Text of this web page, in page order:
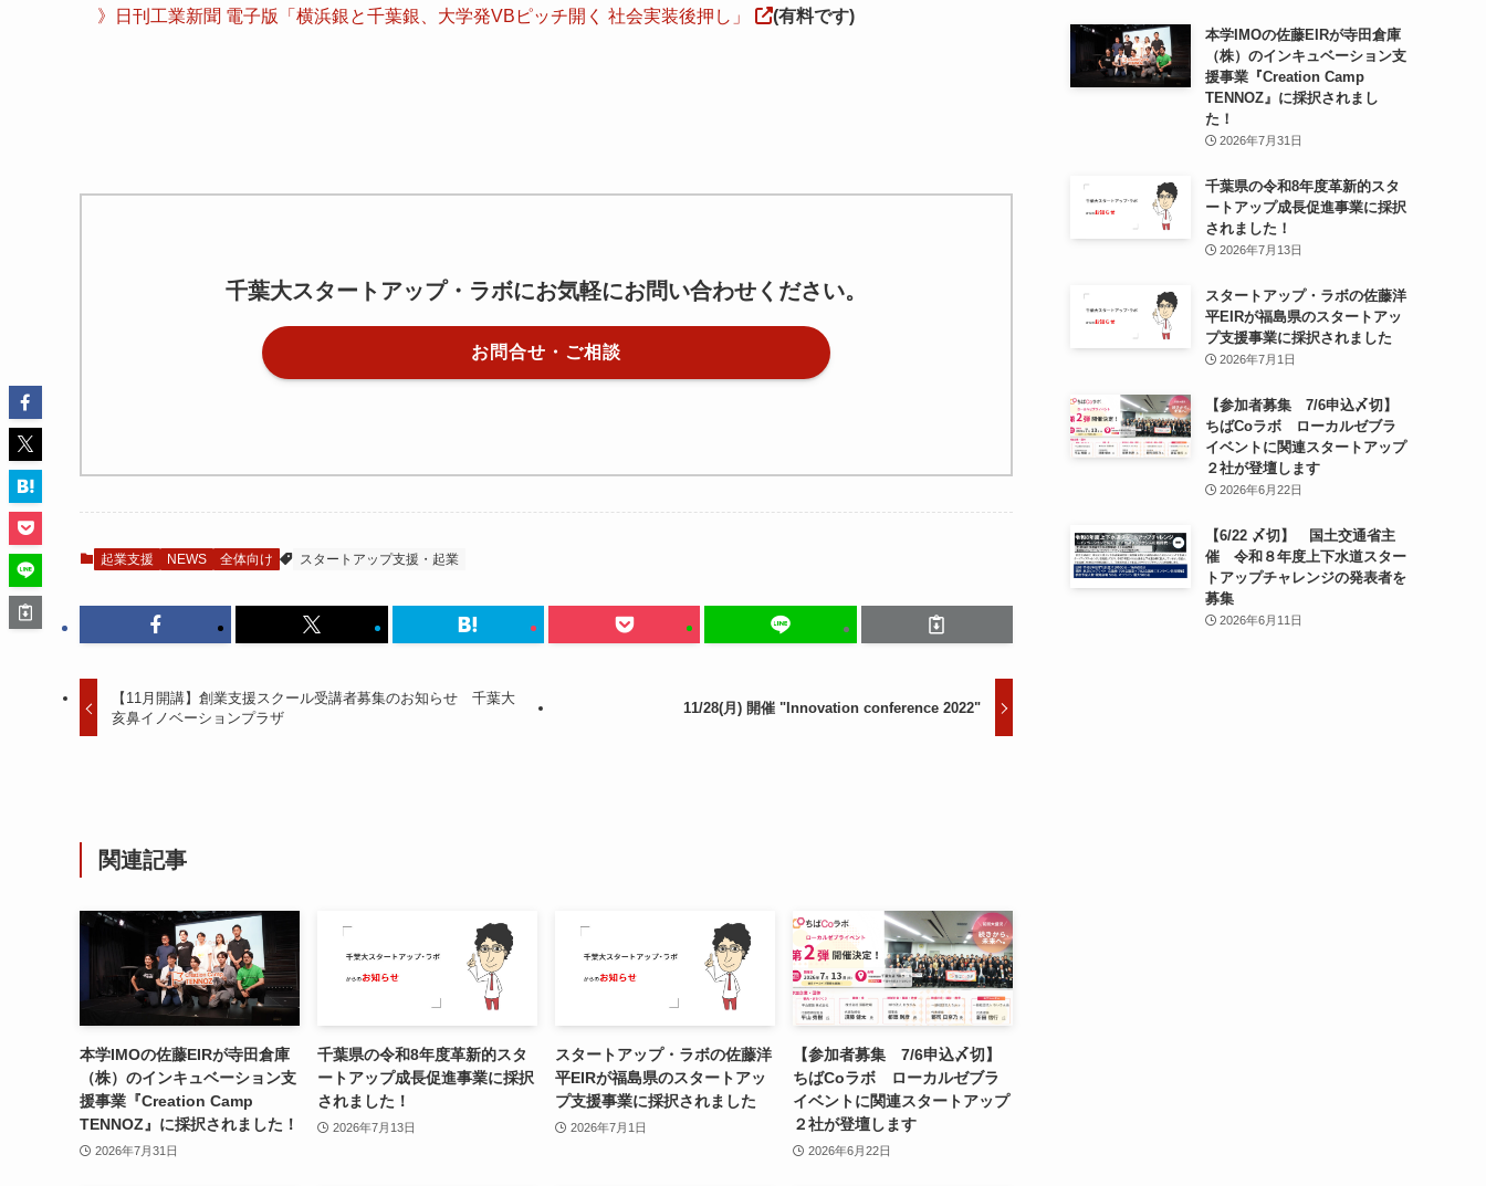
》日刊工業新聞 電子版「横浜銀と千葉銀、大学発VBピッチ開く 社会実装後押し」 (有料です)
千葉大スタートアップ・ラボにお気軽にお問い合わせください。
お問合せ・ご相談
起業支援 NEWS 全体向け スタートアップ支援・起業
【11月開講】創業支援スクール受講者募集のお知らせ 千葉大
亥鼻イノベーションプラザ
11/28(月) 開催 "Innovation conference 2022"
関連記事
本学IMOの佐藤EIRが寺田倉庫
（株）のインキュベーション支
援事業『Creation Camp
TENNOZ』に採択されました！
2026年7月31日
千葉県の令和8年度⾰新的スタ
ートアップ成⻑促進事業に採択
されました！
2026年7月13日
スタートアップ・ラボの佐藤洋
平EIRが福島県のスタートアッ
プ支援事業に採択されました
2026年7月1日
【参加者募集 7/6申込〆切】
ちばCoラボ ローカルゼブラ
イベントに関連スタートアップ
２社が登壇します
2026年6月22日
本学IMOの佐藤EIRが寺田倉庫
（株）のインキュベーション支
援事業『Creation Camp
TENNOZ』に採択されまし
た！
2026年7月31日
千葉県の令和8年度⾰新的スタ
ートアップ成⻑促進事業に採択
されました！
2026年7月13日
スタートアップ・ラボの佐藤洋
平EIRが福島県のスタートアッ
プ支援事業に採択されました
2026年7月1日
【参加者募集 7/6申込〆切】
ちばCoラボ ローカルゼブラ
イベントに関連スタートアップ
２社が登壇します
2026年6月22日
【6/22 〆切】 国土交通省主
催 令和８年度上下水道スター
トアップチャレンジの発表者を
募集
2026年6月11日